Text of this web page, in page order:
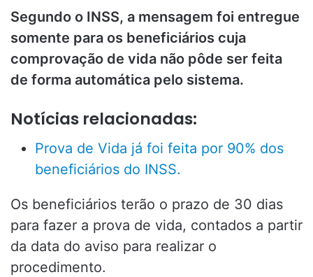
Segundo o INSS, a mensagem foi entregue
somente para os beneficiários cuja
comprovação de vida não pôde ser feita
de forma automática pelo sistema.
Notícias relacionadas:
Prova de Vida já foi feita por 90% dos
beneficiários do INSS.
Os beneficiários terão o prazo de 30 dias
para fazer a prova de vida, contados a partir
da data do aviso para realizar o
procedimento.